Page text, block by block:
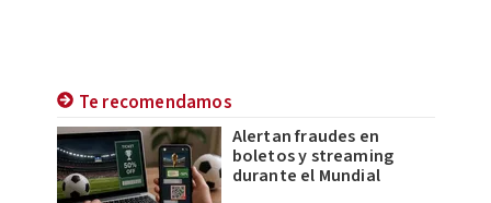
Te recomendamos
Alertan fraudes en
boletos y streaming
durante el Mundial